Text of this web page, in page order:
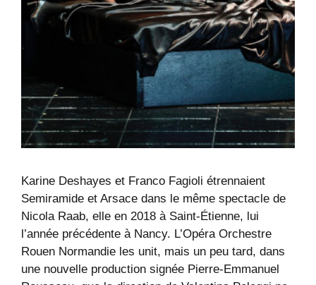
Karine Deshayes et Franco Fagioli étrennaient
Semiramide et Arsace dans le même spectacle de
Nicola Raab, elle en 2018 à Saint-Étienne, lui
l’année précédente à Nancy. L’Opéra Orchestre
Rouen Normandie les unit, mais un peu tard, dans
une nouvelle production signée Pierre-Emmanuel